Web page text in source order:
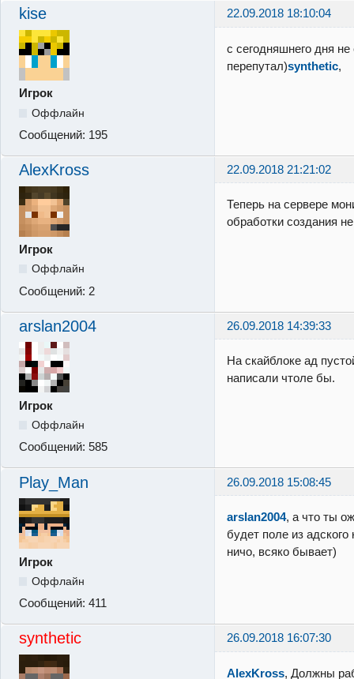
kise 22.09.2018 18:10:04
Игрок
Оффлайн
Сообщений: 195
с сегодняшнего дня не
перепутал)synthetic,
AlexKross 22.09.2018 21:21:02
Игрок
Оффлайн
Сообщений: 2
Теперь на сервере
обработки создания
arslan2004 26.09.2018 14:39:33
Игрок
Оффлайн
Сообщений: 585
На скайблоке ад
написали чтоле бы.
Play_Man 26.09.2018 15:08:45
Игрок
Оффлайн
Сообщений: 411
arslan2004, а что ты
будет поле из
ничо, всяко бывает)
synthetic 26.09.2018 16:07:30
AlexKross, Должны